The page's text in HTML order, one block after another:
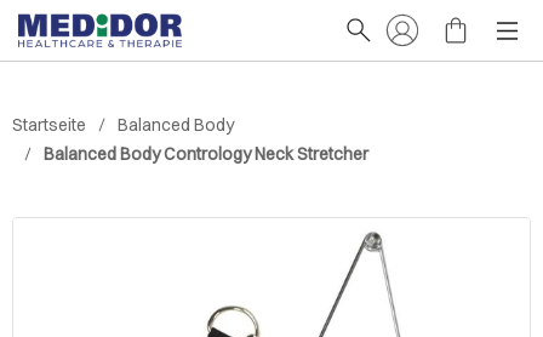
Startseite
Balanced Body
Balanced Body Contrology Neck Stretcher